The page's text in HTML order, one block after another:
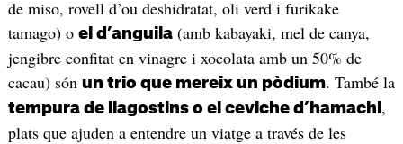
de miso, rovell d’ou deshidratat, oli verd i furikake
tamago) o el d’anguila(amb kabayaki, mel de canya,
jengibre confitat en vinagre i xocolata amb un 50% de
cacau) són un trio que mereix un pòdium. També la
tempura de llagostins o el ceviche d’hamachi,
plats que ajuden a entendre un viatge a través de les